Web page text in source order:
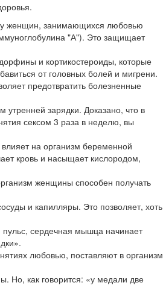
женщин, занимающихся любовью
"А"). Это защищает
и кортикостероиды, которые
от головных болей и мигрени.
предотвратить болезненные
утренней зарядки. Доказано, что в
сексом 3 раза в неделю, вы
на организм беременной
кровь и насыщает кислородом,
женщины способен получать
и капилляры. Это позволяет, хоть
сердечная мышца начинает
любовью, поставляют в организм
Но, как говорится: «у медали две